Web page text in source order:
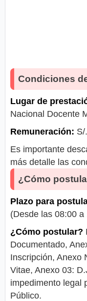
Condiciones
Lugar de
Nacional Docente
Remuneración:
Es importante
más detalle las
¿Cómo
Plazo para
(Desde las 08:00 a
¿Cómo postular?
Documentado,
Inscripción, Anexo
Vitae, Anexo 03:
impedimento legal
Público.